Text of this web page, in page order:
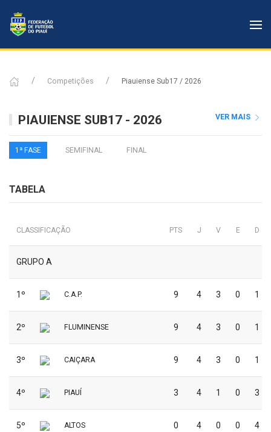
Competições Piauiense Sub17 / 2026
PIAUIENSE SUB17 - 2026 VER MAIS
1ª FASE SEMIFINAL FINAL
TABELA
CLASSIFICAÇÃO PTS J V E D
GRUPO A
1º C.A.P. 9 4 3 0 1
2º FLUMINENSE 9 4 3 0 1
3º CAIÇARA 9 4 3 0 1
4º PIAUÍ 3 4 1 0 3
5º ALTOS 0 4 0 0 4